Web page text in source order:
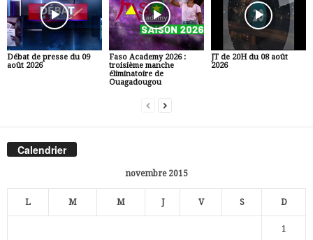
Débat de presse du 09
août 2026
Faso Academy 2026 :
troisième manche
éliminatoire de
Ouagadougou
JT de 20H du 08 août
2026
Calendrier
novembre 2015
L M M J V S D
1